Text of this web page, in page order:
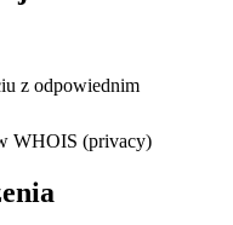
z odpowiednim
WHOIS (privacy)